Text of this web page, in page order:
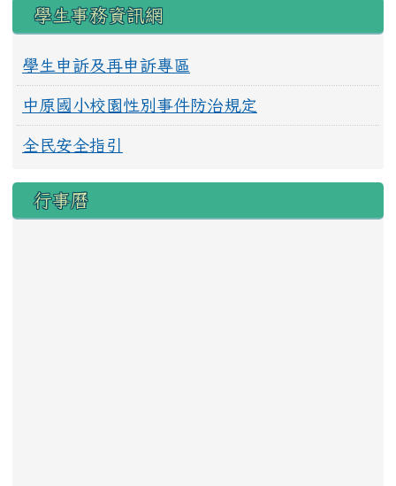
學生事務資訊網
學生申訴及再申訴專區
中原國小校園性別事件防治規定
全民安全指引
行事曆